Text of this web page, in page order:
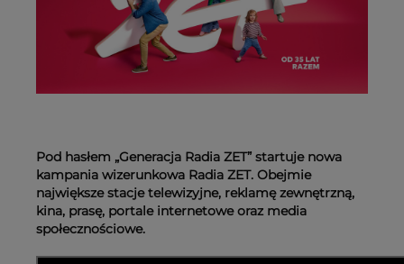
Pod hasłem „Generacja Radia ZET” startuje nowa
kampania wizerunkowa Radia ZET. Obejmie
największe stacje telewizyjne, reklamę zewnętrzną,
kina, prasę, portale internetowe oraz media
społecznościowe.